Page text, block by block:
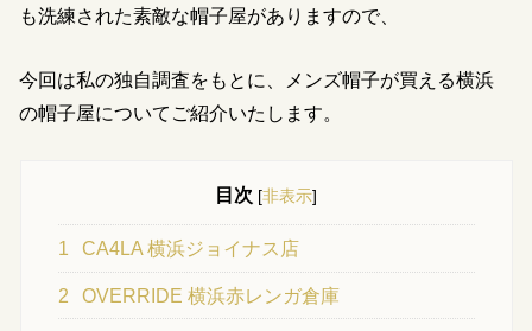
も洗練された素敵な帽子屋がありますので、
今回は私の独自調査をもとに、メンズ帽子が買える横浜
の帽子屋についてご紹介いたします。
目次 [非表示]
1 CA4LA 横浜ジョイナス店
2 OVERRIDE 横浜赤レンガ倉庫